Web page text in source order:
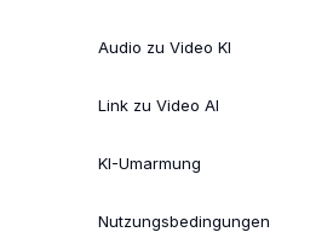
Audio zu Video KI
Link zu Video AI
KI-Umarmung
Nutzungsbedingungen